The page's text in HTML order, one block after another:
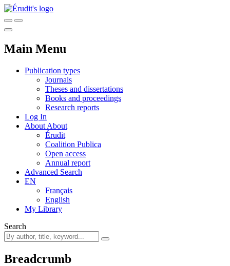
Main Menu
Publication types
Journals
Theses and dissertations
Books and proceedings
Research reports
Log In
About About
Érudit
Coalition Publica
Open access
Annual report
Advanced Search
EN
Français
English
My Library
Search
Breadcrumb